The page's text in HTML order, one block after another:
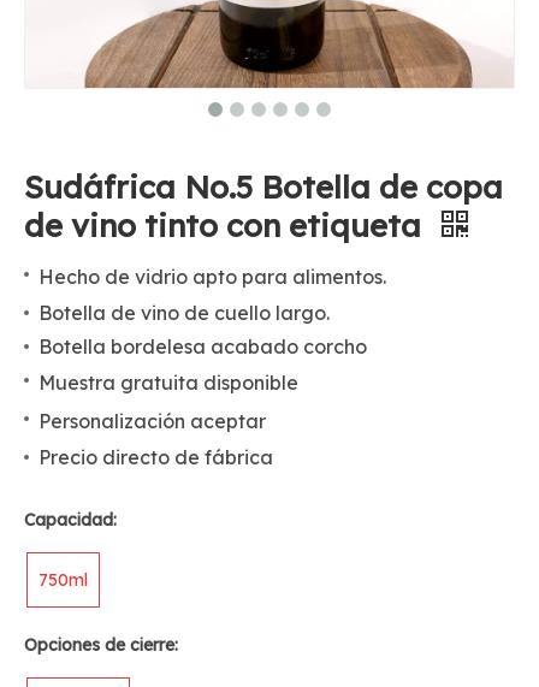
Sudáfrica No.5 Botella de copa
de vino tinto con etiqueta
Hecho de vidrio apto para alimentos.
Botella de vino de cuello largo.
Botella bordelesa acabado corcho
Muestra gratuita disponible
Personalización aceptar
Precio directo de fábrica
Capacidad:
750ml
Opciones de cierre: